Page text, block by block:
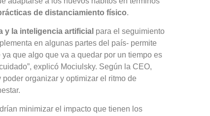
de distanciamiento físico.
y la inteligencia artificial para el seguimiento
en algunas partes del país- permite
que algo que va a quedar por un tiempo es
explicó Mociulsky. Según la CEO,
poder organizar y optimizar el ritmo de
minimizar el impacto que tienen los